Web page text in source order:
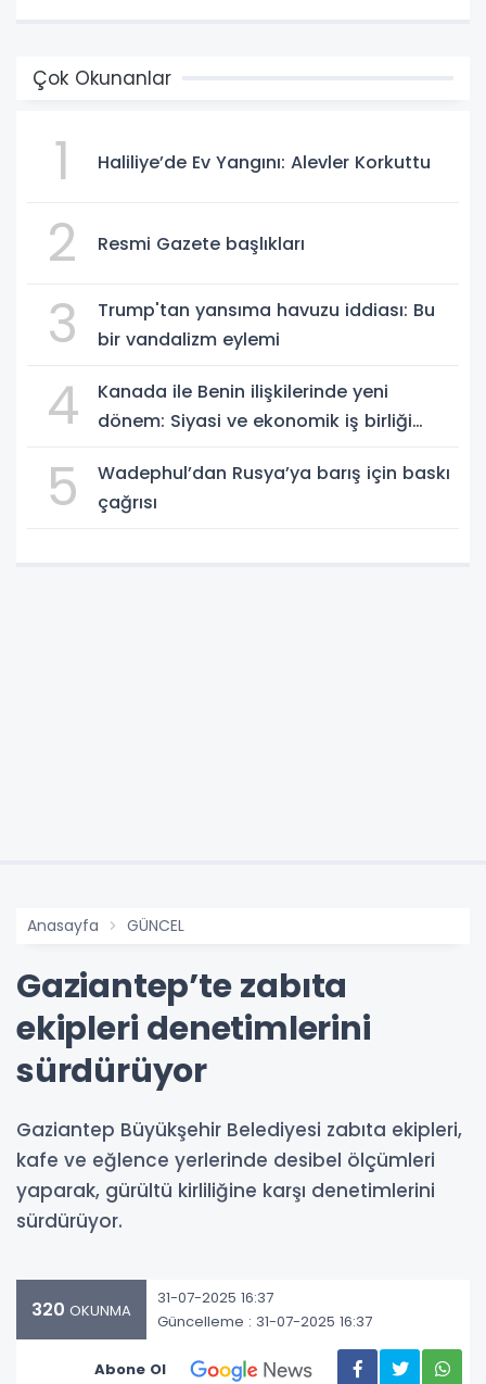
Çok Okunanlar
1 Haliliye’de Ev Yangını: Alevler Korkuttu
2 Resmi Gazete başlıkları
3
Trump'tan yansıma havuzu iddiası: Bu
bir vandalizm eylemi
4
Kanada ile Benin ilişkilerinde yeni
dönem: Siyasi ve ekonomik iş birliği
5
Wadephul’dan Rusya’ya barış için baskı
çağrısı
Anasayfa GÜNCEL
Gaziantep’te zabıta
ekipleri denetimlerini
sürdürüyor
Gaziantep Büyükşehir Belediyesi zabıta ekipleri,
kafe ve eğlence yerlerinde desibel ölçümleri
yaparak, gürültü kirliliğine karşı denetimlerini
sürdürüyor.
320 OKUNMA
31-07-2025 16:37
Güncelleme : 31-07-2025 16:37
Abone Ol